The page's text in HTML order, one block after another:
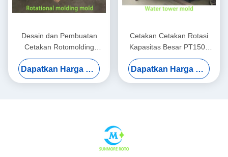
Desain dan Pembuatan
Cetakan Rotomolding
Khusus Untuk Produk
Berongga IndustriDapatkan Harga Terbaik
Cetakan Cetakan Rotasi
Kapasitas Besar PT1500
Untuk Sistem Pasokan Air
Pusat
Dapatkan Harga Terbaik